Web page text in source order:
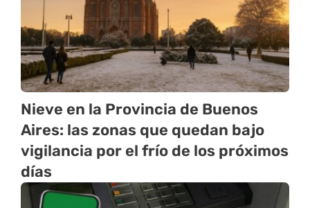
Nieve en la Provincia de Buenos
Aires: las zonas que quedan bajo
vigilancia por el frío de los próximos
días